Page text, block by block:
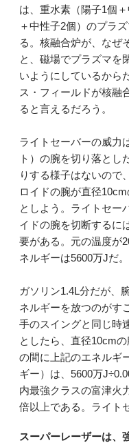
は、重水素（陽子1個
＋中性子2個）のプラ
る。核融合炉が、なぜ
と、磁場でプラズマを
いようにしているから
ス・フィールドが核融
ると言えるだろう。
ライトセーバーの威力
ト）の腕を切り落とし
りする様子はないので
ロイドの腕が直径
としよう。ライトセー
イドの腕を切断するに
要がある。元の温度が
ネルギーは5600万Jだ。
ガソリン1.4L分だが、
ネルギーを放つのがす
手のスイングと同じ時
としたら、直径10cm
の間に上記のエネルギ
ギー）は、5600万
内最強クラスの富津火
倍以上である。ライト
スーパーレーザーは、